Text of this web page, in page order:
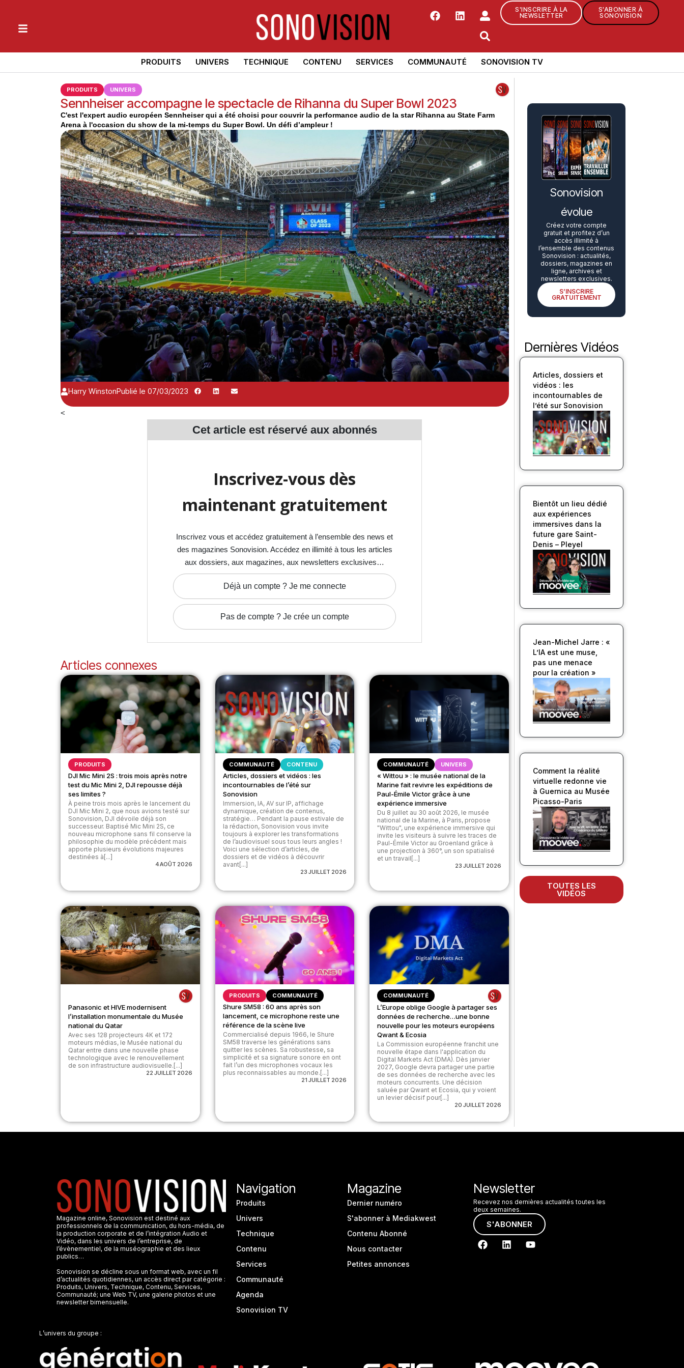
S'INSCRIRE À LA
NEWSLETTER
S'ABONNER À
SONOVISION
PRODUITS UNIVERS TECHNIQUE CONTENU SERVICES COMMUNAUTÉ SONOVISION TV
PRODUITS UNIVERS
Sennheiser accompagne le spectacle de Rihanna du Super Bowl 2023
C'est l'expert audio européen Sennheiser qui a été choisi pour couvrir la performance audio de la star Rihanna au State Farm
Arena à l'occasion du show de la mi-temps du Super Bowl. Un défi d’ampleur !
Harry WinstonPublié le 07/03/2023
<
Cet article est réservé aux abonnés
Inscrivez-vous dès
maintenant gratuitement
Inscrivez vous et accédez gratuitement à l’ensemble des news et
des magazines Sonovision. Accédez en illimité à tous les articles
aux dossiers, aux magazines, aux newsletters exclusives…
Déjà un compte ? Je me connecte
Pas de compte ? Je crée un compte
Articles connexes
PRODUITS
DJI Mic Mini 2S : trois mois après notre
test du Mic Mini 2, DJI repousse déjà
ses limites ?
À peine trois mois après le lancement du
DJI Mic Mini 2, que nous avions testé sur
Sonovision, DJI dévoile déjà son
successeur. Baptisé Mic Mini 2S, ce
nouveau microphone sans fil conserve la
philosophie du modèle précédent mais
apporte plusieurs évolutions majeures
destinées à[...]
4 AOÛT 2026
COMMUNAUTÉ CONTENU
Articles, dossiers et vidéos : les
incontournables de l’été sur
Sonovision
Immersion, IA, AV sur IP, affichage
dynamique, création de contenus,
stratégie… Pendant la pause estivale de
la rédaction, Sonovision vous invite
toujours à explorer les transformations
de l’audiovisuel sous tous leurs angles !
Voici une sélection d’articles, de
dossiers et de vidéos à découvrir
avant[...]
23 JUILLET 2026
COMMUNAUTÉ UNIVERS
« Wittou » : le musée national de la
Marine fait revivre les expéditions de
Paul-Émile Victor grâce à une
expérience immersive
Du 8 juillet au 30 août 2026, le musée
national de la Marine, à Paris, propose
"Wittou", une expérience immersive qui
invite les visiteurs à suivre les traces de
Paul-Émile Victor au Groenland grâce à
une projection à 360°, un son spatialisé
et un travail[...]
23 JUILLET 2026
Panasonic et HIVE modernisent
l’installation monumentale du Musée
national du Qatar
Avec ses 128 projecteurs 4K et 172
moteurs médias, le Musée national du
Qatar entre dans une nouvelle phase
technologique avec le renouvellement
de son infrastructure audiovisuelle.[...]
22 JUILLET 2026
PRODUITS COMMUNAUTÉ
Shure SM58 : 60 ans après son
lancement, ce microphone reste une
référence de la scène live
Commercialisé depuis 1966, le Shure
SM58 traverse les générations sans
quitter les scènes. Sa robustesse, sa
simplicité et sa signature sonore en ont
fait l’un des microphones vocaux les
plus reconnaissables au monde.[...]
21 JUILLET 2026
COMMUNAUTÉ
L’Europe oblige Google à partager ses
données de recherche…une bonne
nouvelle pour les moteurs européens
Qwant & Ecosia
La Commission européenne franchit une
nouvelle étape dans l'application du
Digital Markets Act (DMA). Dès janvier
2027, Google devra partager une partie
de ses données de recherche avec les
moteurs concurrents. Une décision
saluée par Qwant et Ecosia, qui y voient
un levier décisif pour[...]
20 JUILLET 2026
Sonovision
évolue
Créez votre compte
gratuit et profitez d’un
accès illimité à
l’ensemble des contenus
Sonovision : actualités,
dossiers, magazines en
ligne, archives et
newsletters exclusives.
S’INSCRIRE
GRATUITEMENT
Dernières Vidéos
Articles, dossiers et
vidéos : les
incontournables de
l’été sur Sonovision
Bientôt un lieu dédié
aux expériences
immersives dans la
future gare Saint-
Denis – Pleyel
Jean-Michel Jarre : «
L’IA est une muse,
pas une menace
pour la création »
Comment la réalité
virtuelle redonne vie
à Guernica au Musée
Picasso-Paris
TOUTES LES
VIDÉOS
Magazine online, Sonovision est destiné aux
professionnels de la communication, du hors-média, de
la production corporate et de l’intégration Audio et
Vidéo, dans les univers de l’entreprise, de
l’évènementiel, de la muséographie et des lieux
publics…
Sonovision se décline sous un format web, avec un fil
d’actualités quotidiennes, un accès direct par catégorie :
Produits, Univers, Technique, Contenu, Services,
Communauté; une Web TV, une galerie photos et une
newsletter bimensuelle.
Navigation
Produits
Univers
Technique
Contenu
Services
Communauté
Agenda
Sonovision TV
Magazine
Dernier numéro
S'abonner à Mediakwest
Contenu Abonné
Nous contacter
Petites annonces
Newsletter
Recevez nos dernières actualités toutes les
deux semaines.
S'ABONNER
L’univers du groupe :